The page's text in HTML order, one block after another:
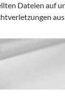
Dateien auf
aus.